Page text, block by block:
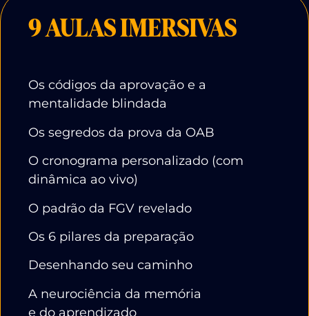
9 AULAS IMERSIVAS
Os códigos da aprovação e a
mentalidade blindada
Os segredos da prova da OAB
O cronograma personalizado (com
dinâmica ao vivo)
O padrão da FGV revelado
Os 6 pilares da preparação
Desenhando seu caminho
A neurociência da memória
e do aprendizado